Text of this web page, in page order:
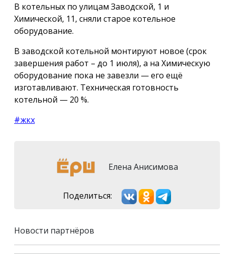
В котельных по улицам Заводской, 1 и
Химической, 11, сняли старое котельное
оборудование.
В заводской котельной монтируют новое (срок
завершения работ – до 1 июля), а на Химическую
оборудование пока не завезли — его ещё
изготавливают. Техническая готовность
котельной — 20 %.
#жкх
Елена Анисимова
Поделиться:
Новости партнёров